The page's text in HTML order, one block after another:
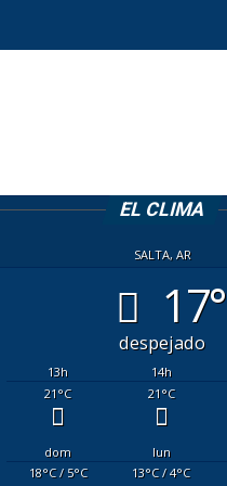
EL CLIMA
SALTA, AR
17°
despejado
13h 14h
21°C 21°C
dom lun
18°C/ 5°C 13°C/ 4°C